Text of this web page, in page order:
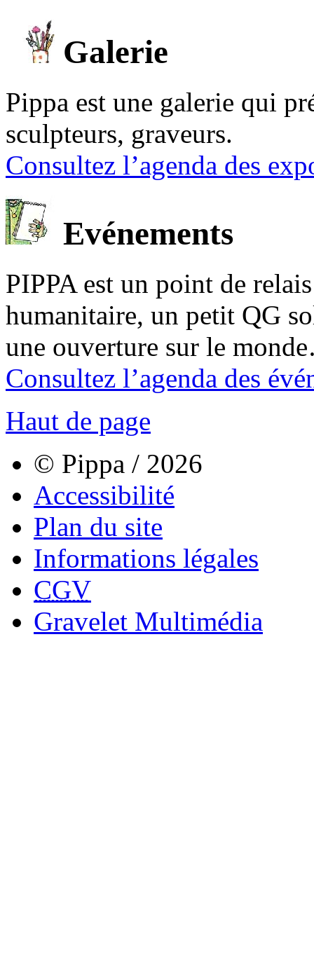
Galerie
Pippa est une galerie qui
sculpteurs, graveurs.
Consultez l’agenda des
Evénements
PIPPA est un point de
humanitaire, un petit QG
une ouverture sur le
Consultez l’agenda des
Haut de page
© Pippa / 2026
Accessibilité
Plan du site
Informations légales
CGV
Gravelet Multimédia